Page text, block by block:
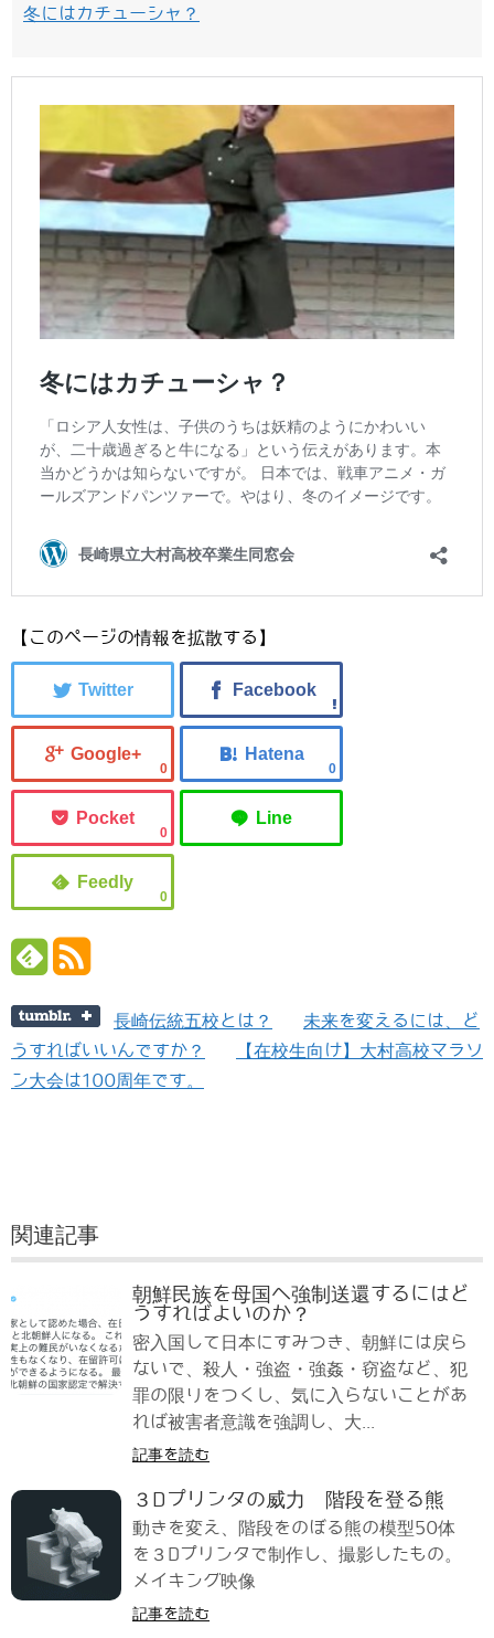
冬にはカチューシャ？
【このページの情報を拡散する】
0 0
0
0
長崎伝統五校とは？
未来を変えるには、ど
うすればいいんですか？
【在校生向け】大村高校マラソ
ン大会は100周年です。
関連記事
朝鮮民族を母国へ強制送還するにはど
うすればよいのか？
密入国して日本にすみつき、朝鮮には戻ら
ないで、殺人・強盗・強姦・窃盗など、犯
罪の限りをつくし、気に入らないことがあ
れば被害者意識を強調し、大...
記事を読む
３Dプリンタの威力 階段を登る熊
動きを変え、階段をのぼる熊の模型50体
を３Dプリンタで制作し、撮影したもの。
メイキング映像
記事を読む